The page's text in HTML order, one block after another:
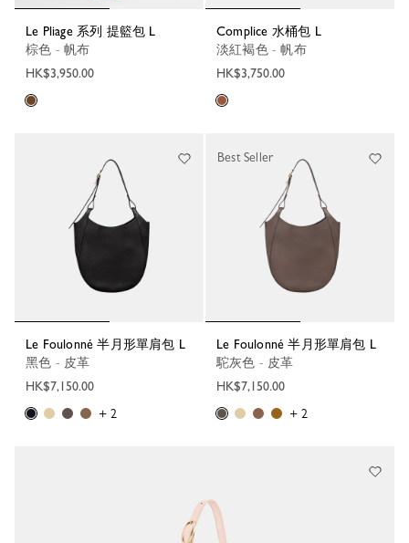
Le Pliage 系列 提籃包 L
棕色 - 帆布
HK$3,950.00
Complice 水桶包 L
淡紅褐色 - 帆布
HK$3,750.00
Le Foulonné 半月形單肩包 L
黑色 - 皮革
HK$7,150.00
+ 2
Le Foulonné 半月形單肩包 L
駝灰色 - 皮革
HK$7,150.00
+ 2
Best Seller